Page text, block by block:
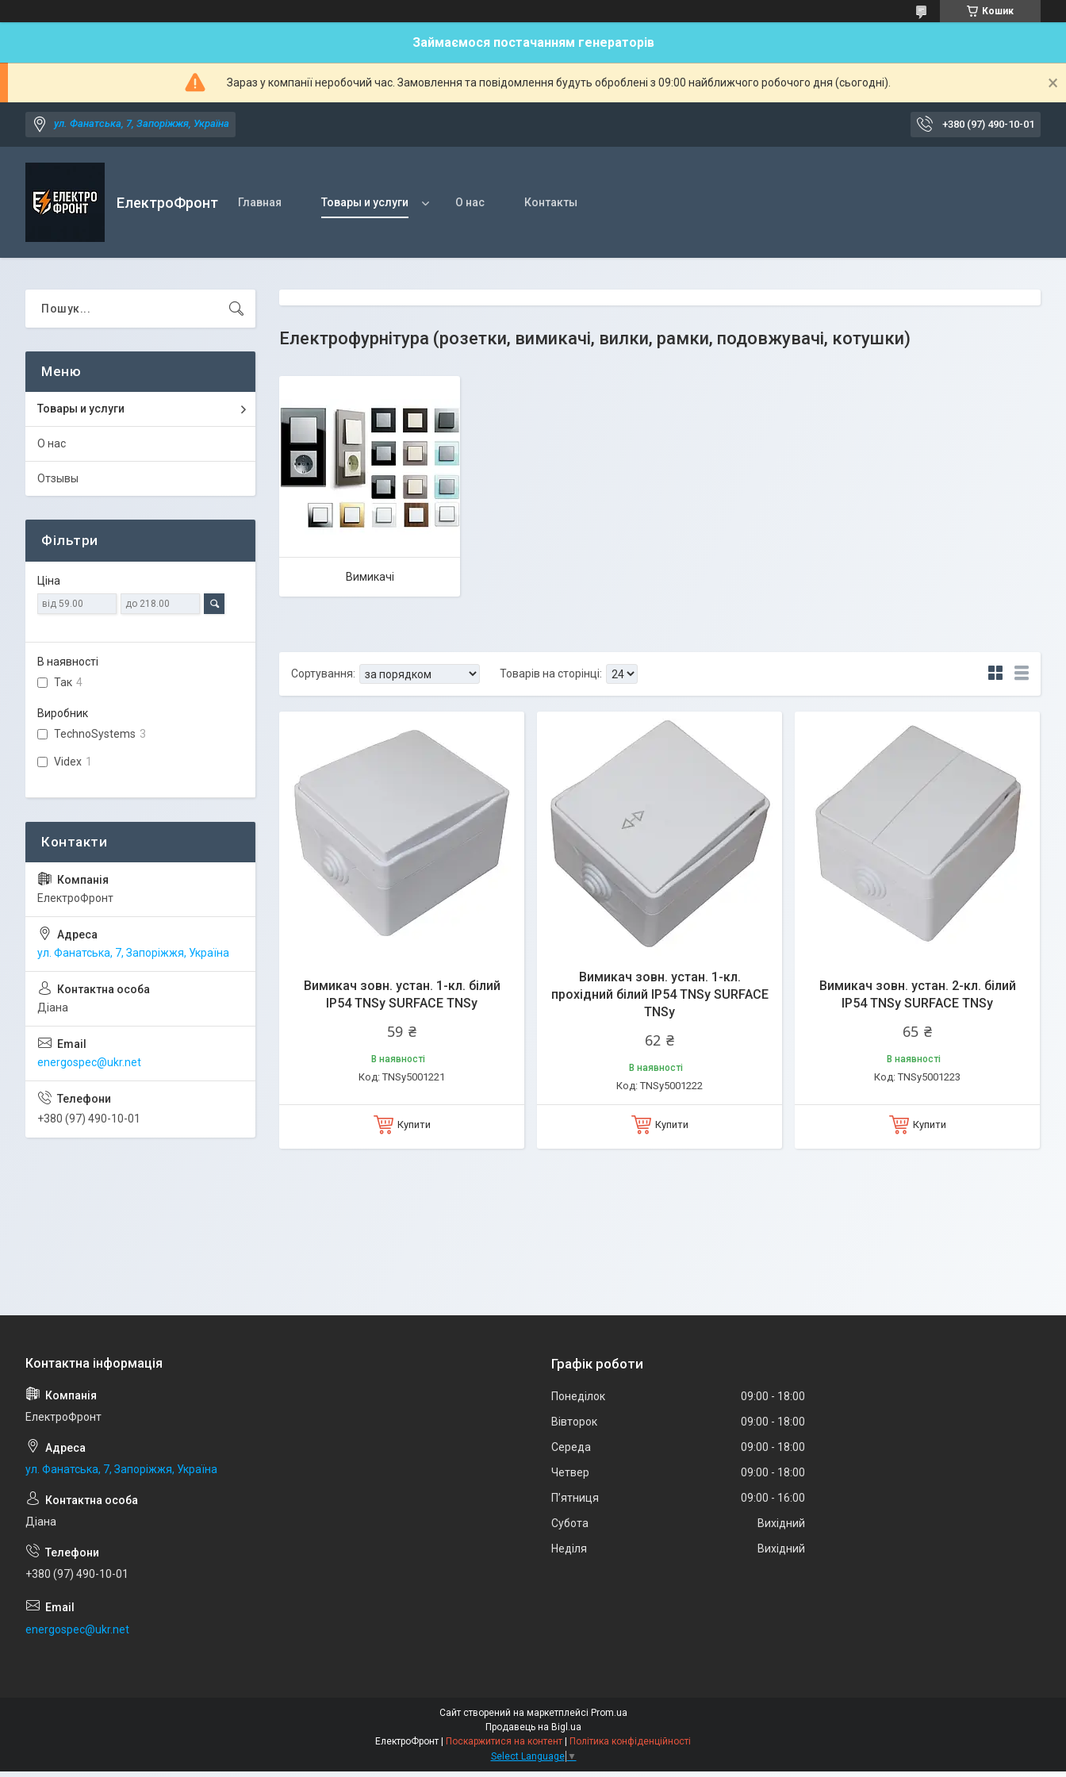
Кошик
Займаємося постачанням генераторів
Зараз у компанії неробочий час. Замовлення та повідомлення будуть оброблені з 09:00 найближчого робочого дня (сьогодні).
ул. Фанатська, 7, Запоріжжя, Україна +380 (97) 490-10-01
ЕлектроФронт Главная Товары и услуги О нас Контакты
Електрофурнітура (розетки, вимикачі, вилки, рамки, подовжувачі, котушки)
Вимикачі
Вимикач зовн. устан. 1-кл. білий
IP54 TNSy SURFACE TNSy
59 ₴
В наявності
TNSy5001221
Купити
Вимикач зовн. устан. 1-кл.
прохідний білий IP54 TNSy SURFACE
TNSy
62 ₴
В наявності
TNSy5001222
Купити
Вимикач зовн. устан. 2-кл. білий
IP54 TNSy SURFACE TNSy
65 ₴
В наявності
TNSy5001223
Купити
Товары и услуги
О нас
Отзывы
Фільтри
Ціна
В наявності
Так 4
Виробник
TechnoSystems 3
Videx 1
ЕлектроФронт
ул. Фанатська, 7, Запоріжжя, Україна
Діана
energospec@ukr.net
+380 (97) 490-10-01
ЕлектроФронт
ул. Фанатська, 7, Запоріжжя, Україна
Діана
+380 (97) 490-10-01
energospec@ukr.net
Графік роботи
Понеділок 09:00
18:00
Вівторок
09:00
18:00
Середа
09:00
18:00
Четвер
09:00
18:00
Пʼятниця
09:00
16:00
Субота
Вихідний
Неділя
Вихідний
Сайт створений на маркетплейсі Prom.ua
Продавець на Bigl.ua
ЕлектроФронт | Поскаржитися на контент | Політика конфіденційності
Select Language ▼